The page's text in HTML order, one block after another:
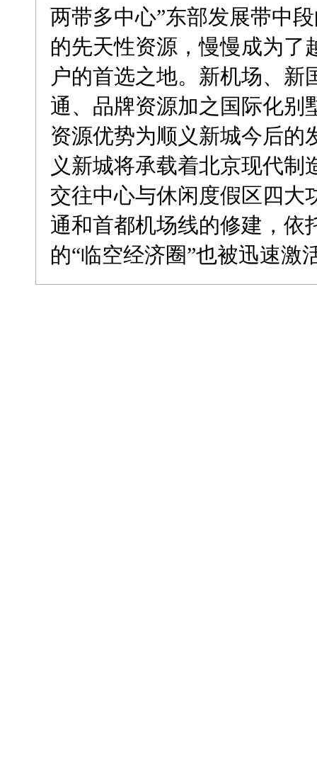
两带多中心”东部发展带中
的先天性资源，慢慢成为了
户的首选之地。新机场、
通、品牌资源加之国际化别
资源优势为顺义新城今后的
义新城将承载着北京现代
交往中心与休闲度假区四大
通和首都机场线的修建，依
的“临空经济圈”也被迅速激